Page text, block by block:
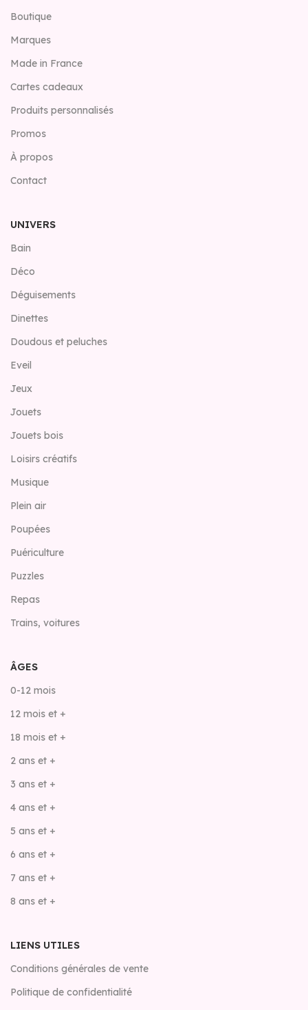
Boutique
Marques
Made in France
Cartes cadeaux
Produits personnalisés
Promos
À propos
Contact
UNIVERS
Bain
Déco
Déguisements
Dinettes
Doudous et peluches
Eveil
Jeux
Jouets
Jouets bois
Loisirs créatifs
Musique
Plein air
Poupées
Puériculture
Puzzles
Repas
Trains, voitures
ÂGES
0-12 mois
12 mois et +
18 mois et +
2 ans et +
3 ans et +
4 ans et +
5 ans et +
6 ans et +
7 ans et +
8 ans et +
LIENS UTILES
Conditions générales de vente
Politique de confidentialité